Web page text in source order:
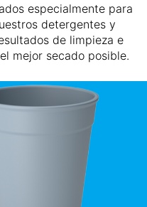
especialmente para
detergentes y
de limpieza e
mejor secado posible.